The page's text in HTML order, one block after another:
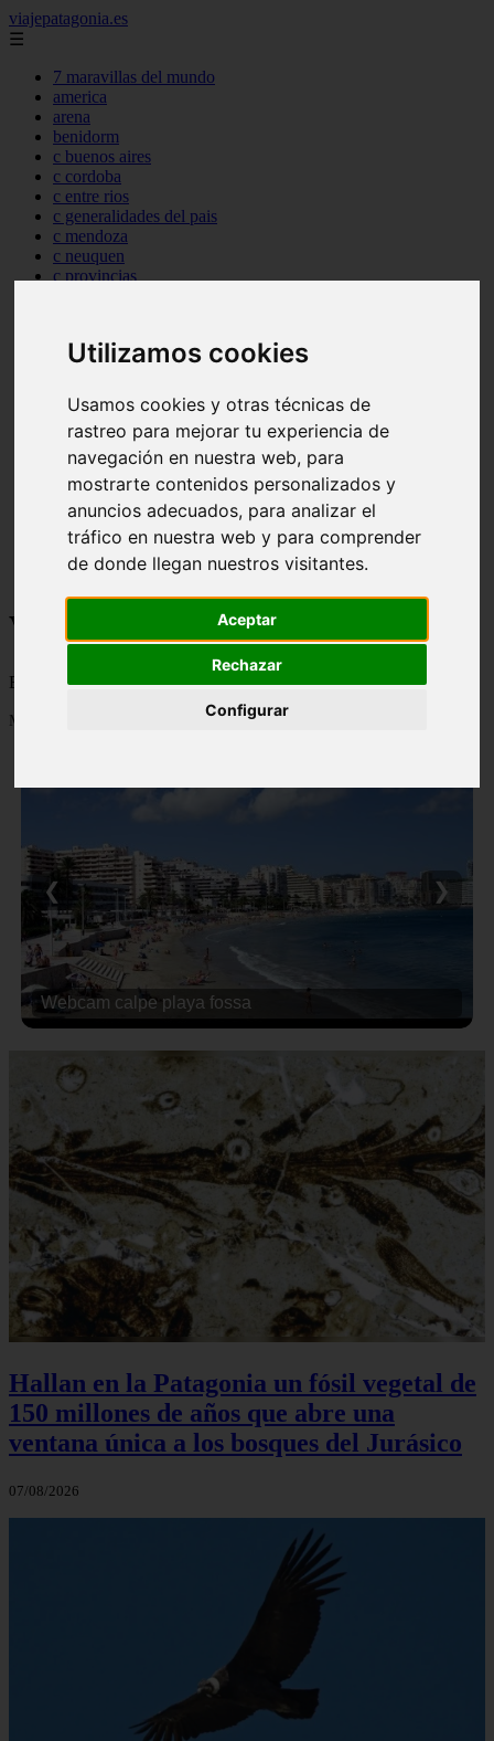
Utilizamos cookies
Usamos cookies y otras técnicas de
rastreo para mejorar tu experiencia de
navegación en nuestra web, para
mostrarte contenidos personalizados y
anuncios adecuados, para analizar el
tráfico en nuestra web y para comprender
de donde llegan nuestros visitantes.
Aceptar
Rechazar
Configurar
viajepatagonia.es
☰
7 maravillas del mundo
america
arena
benidorm
c buenos aires
c cordoba
c entre rios
c generalidades del pais
c mendoza
c neuquen
c provincias
c tucuman
carmen
category
destinos
gijon
lanzarote
live
monumentos
naturaleza
san
tenerife
Viajes a la Patagonia
Blog sobre la Patagonia en particular y sobre turismo en general
Mostrando 1 - 24 de 479 artículos
Webcam calpe playa fossa
❮ ❯
Hallan en la Patagonia un fósil vegetal de
150 millones de años que abre una
ventana única a los bosques del Jurásico
07/08/2026